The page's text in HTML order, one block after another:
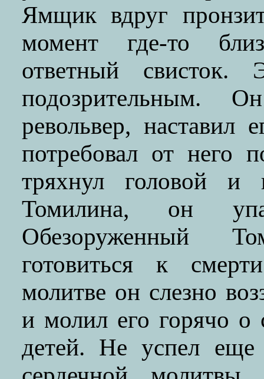
Ямщик вдруг
момент где-то
ответный свисток.
подозрительным.
револьвер,
потребовал от него
тряхнул головой и
Томилина, он
Обезоруженный
готовиться к
молитве он слезно
и молил его горячо о
детей. Не успел еще